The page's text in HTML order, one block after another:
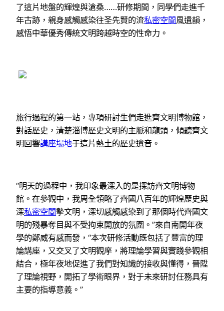
了這片地盤的輝煌與滄桑……研修期間，同學們走進千
年古跡，親身感觸感染往圣先賢的流私密空間風遺韻，
感悟中華優秀傳統文明跨越時空的性命力。
旅行過程的第一站，專項研討生們走進齊文明博物館，
對話歷史，清楚淄博歷史文明的主脈和龍頭，傾聽齊文
明回響講座場地于這片熱土的歷史遺音。
“明天的過程中，我印象最深入的是探訪齊文明博物
館。在參觀中，我周全領略了齊國八百年的輝煌歷史與
深私密空間摯文明，深切感觸感染到了那個時代齊國文
明的殘暴奪目與不受拘束開放的氛圍。”來自南開年夜
學的鄭威有感而發，“本次研修活動既包括了豐富的理
論講座，又交叉了文明觀摩，將理論學習與實踐參觀相
結合，極年夜地促進了我們對知識的接收與懂得，晉陞
了理論視野，開拓了學術眼界，對于未來研討任務具有
主要的指導意義。”